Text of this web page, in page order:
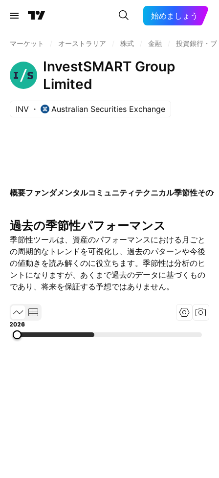
始めましょう
マーケット オーストラリア 株式 金融 投資銀行・ブ
InvestSMART Group
Limited
INV Australian Securities Exchange
概要ファンダメンタルコミュニティテクニカル季節性その
過去の季節性パフォーマンス
季節性ツールは、資産のパフォーマンスにおける月ごと
の周期的なトレンドを可視化し、過去のパターンや今後
の値動きを読み解くのに役立ちます。季節性は分析のヒ
ントになりますが、あくまで過去のデータに基づくもの
であり、将来を保証する予想ではありません。
2014
2020
2026